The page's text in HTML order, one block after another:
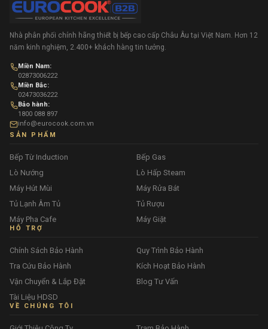
Nhà phân phối chính hãng thiết bị bếp cao cấp Châu Âu tại Việt Nam. Hơn 12
năm kinh nghiệm, 2.400+ khách hàng tin tưởng.
Miền Nam:
02873006222
Miền Bắc:
02473036222
Bảo hành:
1800 088 897
info@eurocook.com.vn
SẢN PHẨM
Bếp Từ Induction
Bếp Gas
Lò Nướng
Lò Hấp Steam
Máy Hút Mùi
Máy Rửa Bát
Tủ Lạnh Âm Tủ
Tủ Rượu
Máy Pha Cafe
Máy Giặt
HỖ TRỢ
Chính Sách Bảo Hành
Quy Trình Bảo Hành
Tra Cứu Bảo Hành
Kích Hoạt Bảo Hành
Vận Chuyển & Lắp Đặt
Blog Tư Vấn
Tài Liệu HDSD
VỀ CHÚNG TÔI